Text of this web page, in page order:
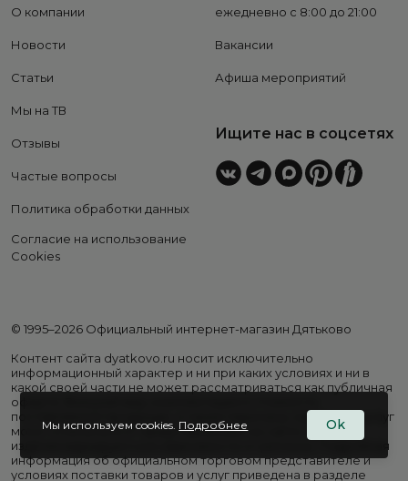
О компании
Новости
Статьи
Мы на ТВ
Отзывы
Частые вопросы
Политика обработки данных
Согласие на использование
Cookies
ежедневно с 8:00 до 21:00
Вакансии
Афиша мероприятий
Ищите нас в соцсетях
© 1995–2026 Официальный интернет-магазин Дятьково
Контент сайта dyatkovo.ru носит исключительно
информационный характер и ни при каких условиях и ни в
какой своей части не может рассматриваться как публичная
оферта. Внешний вид, комплектация и стоимость
поставляемой продукции, а также перечень сервисных услуг
могут отличаться от представленных на сайте. Цены на
изделия варьируются в зависимости от региона. Подробная
информация об официальном торговом представителе и
условиях поставки товаров и услуг приведена в разделе
Мы используем cookies. Подробнее Ok